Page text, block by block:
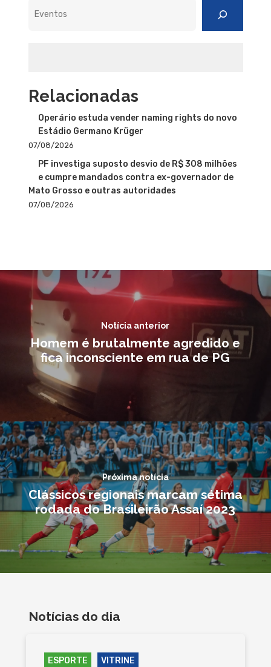
Relacionadas
Operário estuda vender naming rights do novo
Estádio Germano Krüger
07/08/2026
PF investiga suposto desvio de R$ 308 milhões
e cumpre mandados contra ex-governador de
Mato Grosso e outras autoridades
07/08/2026
Notícia anterior
Homem é brutalmente agredido e
fica inconsciente em rua de PG
Próxima notícia
Clássicos regionais marcam sétima
rodada do Brasileirão Assaí 2023
Notícias do dia
ESPORTE VITRINE